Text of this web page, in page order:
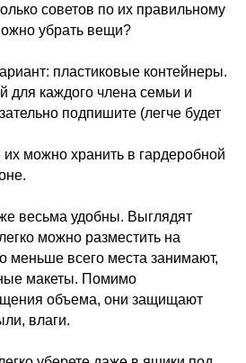
советов по их правильному
убрать вещи?
пластиковые контейнеры.
для каждого члена семьи и
подпишите (легче будет
их можно хранить в гардеробной
весьма удобны. Выглядят
можно разместить на
меньше всего места занимают,
макеты. Помимо
объема, они защищают
влаги.